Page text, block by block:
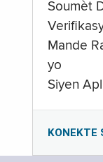
Soumèt
Mande
yo
Siyen
KONEKTE